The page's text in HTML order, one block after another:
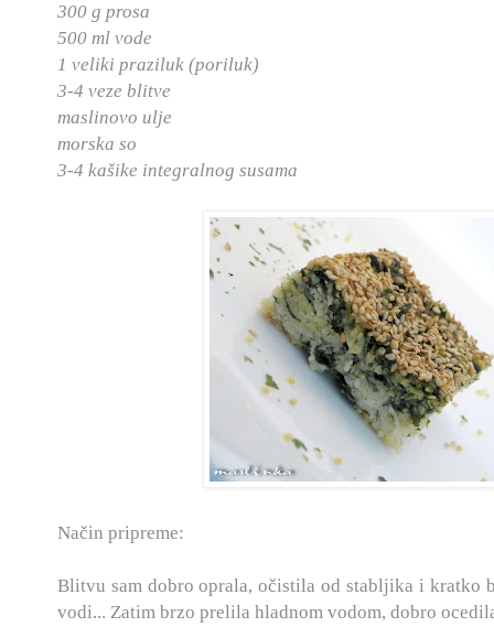
300 g prosa
500 ml vode
1 veliki praziluk (poriluk)
3-4 veze blitve
maslinovo ulje
morska so
3-4 kašike integralnog susama
Način pripreme:
Blitvu sam dobro oprala, očistila od stabljika i kratko
vodi... Zatim brzo prelila hladnom vodom, dobro